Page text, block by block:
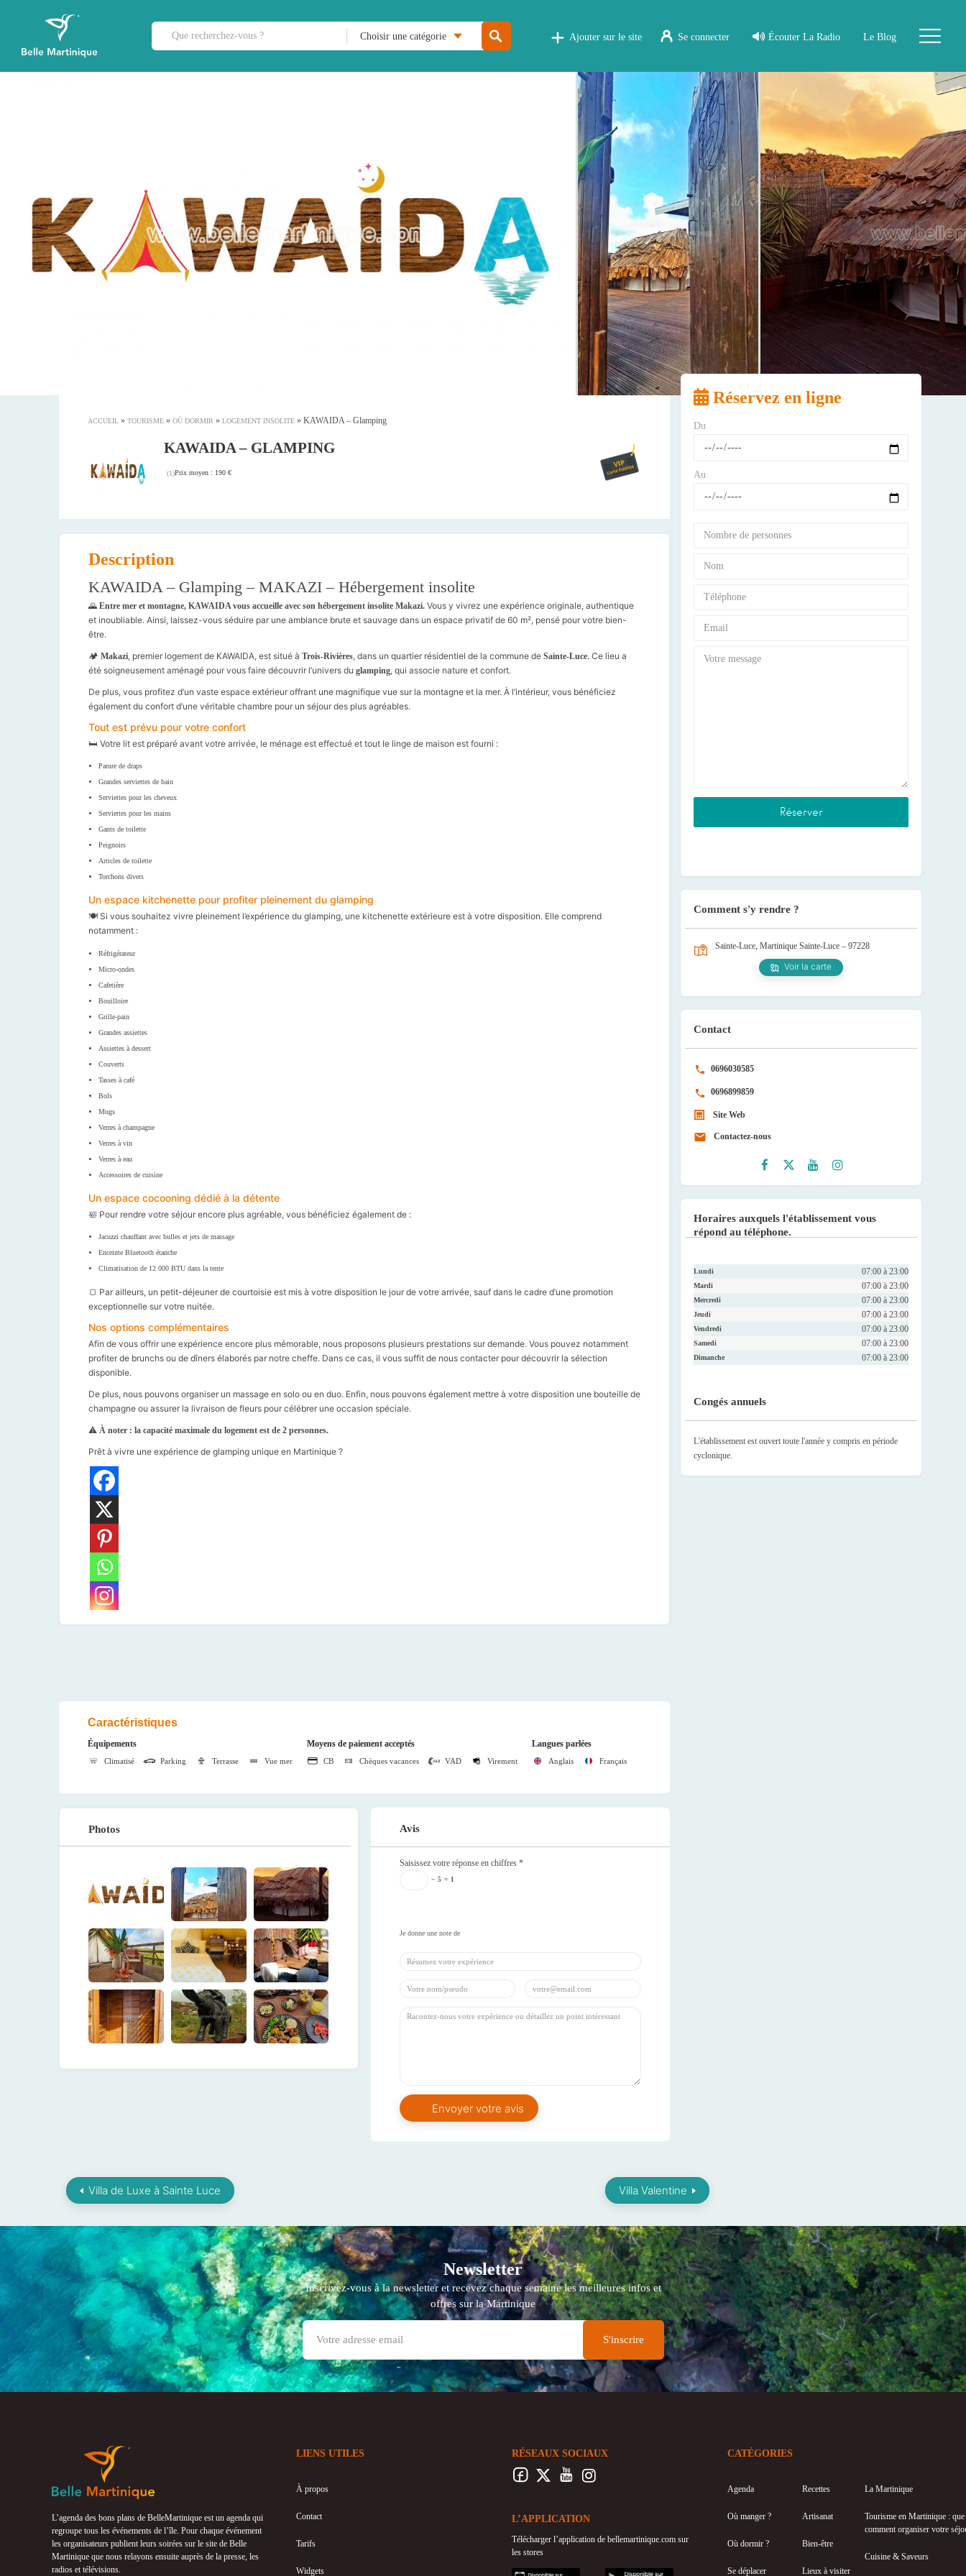
Choisir une catégorie Ajouter sur le site Se connecter Écouter La Radio Le Blog
ACCUEIL » TOURISME » OÙ DORMIR » LOGEMENT INSOLITE » KAWAIDA – Glamping
KAWAIDA – GLAMPING
(1)Prix moyen : 190 €
Description
KAWAIDA – Glamping – MAKAZI – Hébergement insolite
🌄 Entre mer et montagne, KAWAIDA vous accueille avec son hébergement insolite Makazi. Vous y vivrez une expérience originale, authentique
et inoubliable. Ainsi, laissez-vous séduire par une ambiance brute et sauvage dans un espace privatif de 60 m², pensé pour votre bien-
être.
🏕️ Makazi , premier logement de KAWAIDA, est situé à Trois-Rivières , dans un quartier résidentiel de la commune de Sainte-Luce. Ce lieu a
été soigneusement aménagé pour vous faire découvrir l’univers du glamping , qui associe nature et confort.
De plus, vous profitez d’un vaste espace extérieur offrant une magnifique vue sur la montagne et la mer. À l’intérieur, vous bénéficiez
également du confort d’une véritable chambre pour un séjour des plus agréables.
Tout est prévu pour votre confort
🛏️ Votre lit est préparé avant votre arrivée, le ménage est effectué et tout le linge de maison est fourni :
Parure de draps
Grandes serviettes de bain
Serviettes pour les cheveux
Serviettes pour les mains
Gants de toilette
Peignoirs
Articles de toilette
Torchons divers
Un espace kitchenette pour profiter pleinement du glamping
🍽️ Si vous souhaitez vivre pleinement l’expérience du glamping, une kitchenette extérieure est à votre disposition. Elle comprend
notamment :
Réfrigérateur
Micro-ondes
Cafetière
Bouilloire
Grille-pain
Grandes assiettes
Assiettes à dessert
Couverts
Tasses à café
Bols
Mugs
Verres à champagne
Verres à vin
Verres à eau
Accessoires de cuisine
Un espace cocooning dédié à la détente
🛀 Pour rendre votre séjour encore plus agréable, vous bénéficiez également de :
Jacuzzi chauffant avec bulles et jets de massage
Enceinte Bluetooth étanche
Climatisation de 12 000 BTU dans la tente
🍞 Par ailleurs, un petit-déjeuner de courtoisie est mis à votre disposition le jour de votre arrivée, sauf dans le cadre d’une promotion
exceptionnelle sur votre nuitée.
Nos options complémentaires
Afin de vous offrir une expérience encore plus mémorable, nous proposons plusieurs prestations sur demande. Vous pouvez notamment
profiter de brunchs ou de dîners élaborés par notre cheffe. Dans ce cas, il vous suffit de nous contacter pour découvrir la sélection
disponible.
De plus, nous pouvons organiser un massage en solo ou en duo. Enfin, nous pouvons également mettre à votre disposition une bouteille de
champagne ou assurer la livraison de fleurs pour célébrer une occasion spéciale.
⚠️ À noter : la capacité maximale du logement est de 2 personnes.
Prêt à vivre une expérience de glamping unique en Martinique ?
Caractéristiques
Équipements
Climatisé Parking Terrasse Vue mer
Moyens de paiement acceptés
CB Chèques vacances VAD Virement
Langues parlées
Anglais Français
Photos Avis
Saisissez votre réponse en chiffres*
− 5 = 1
Réservez en ligne
Du
Au
Comment s'y rendre ?
Sainte-Luce, Martinique Sainte-Luce – 97228
Voir la carte
Contact
0696030585
0696899859
Site Web
Contactez-nous
Horaires auxquels l'établissement vous
répond au téléphone.
Lundi 07:00 à 23:00
Mardi 07:00 à 23:00
Mercredi 07:00 à 23:00
Jeudi 07:00 à 23:00
Vendredi 07:00 à 23:00
Samedi 07:00 à 23:00
Dimanche 07:00 à 23:00
Congés annuels
L'établissement est ouvert toute l'année y compris en période
cyclonique.
Villa de Luxe à Sainte Luce Villa Valentine
Newsletter
Inscrivez-vous à la newsletter et recevez chaque semaine les meilleures infos et
offres sur la Martinique
L’agenda des bons plans de BelleMartinique est un agenda qui
regroupe tous les événements de l’île. Pour chaque événement
les organisateurs publient leurs soirées sur le site de Belle
Martinique que nous relayons ensuite auprès de la presse, les
radios et télévisions.
LIENS UTILES
À propos
Contact
Tarifs
Widgets
RÉSEAUX SOCIAUX
L’APPLICATION
Télécharger l’application de bellemartinique.com sur
les stores
CATÉGORIES
Agenda
Où manger ?
Où dormir ?
Se déplacer
Recettes
Artisanat
Bien-être
Lieux à visiter
La Martinique
Tourisme en Martinique :
comment organiser votre
Cuisine & Saveurs